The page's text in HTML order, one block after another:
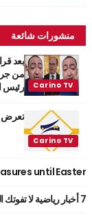
منشورات شائعة
بعد
من
رئيس
تعرض
until Easter
7 أخبار رياضية لا تفوتك اليوم